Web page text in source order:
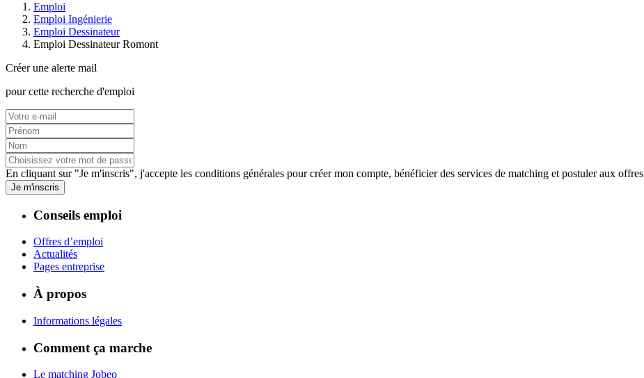
Emploi
Emploi Ingénierie
Emploi Dessinateur
Emploi Dessinateur Romont
Créer une alerte mail
pour cette recherche d'emploi
En cliquant sur "Je m'inscris", j'accepte les conditions générales pour créer mon compte, bénéficier des services de matching et postuler aux offres
Je m'inscris
Conseils emploi
Offres d’emploi
Actualités
Pages entreprise
À propos
Informations légales
Comment ça marche
Le matching Jobeo